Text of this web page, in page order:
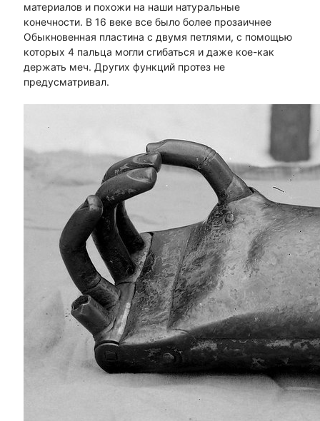
материалов и похожи на наши натуральные
конечности. В 16 веке все было более прозаичнее
Обыкновенная пластина с двумя петлями, с помощью
которых 4 пальца могли сгибаться и даже кое-как
держать меч. Других функций протез не
предусматривал.